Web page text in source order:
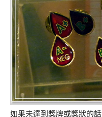
如果未達到獎牌或獎狀的話